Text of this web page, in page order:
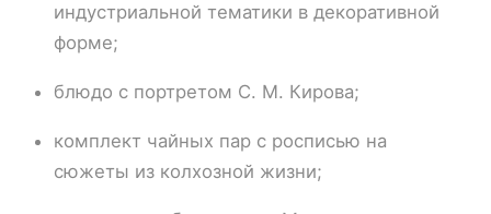
индустриальной тематики в декоративной
форме;
блюдо с портретом С. М. Кирова;
комплект чайных пар с росписью на
сюжеты из колхозной жизни;